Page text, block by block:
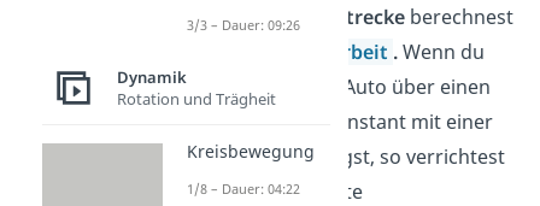
bestimmteWegstreckeberechnest
Arbeit .Wenn du
zum Beispiel ein Auto über einen
längeren Weg konstant mit einer
Kraft beschleunigst, so verrichtest
du die sogenannte
3/3 – Dauer: 09:26
Dynamik
Rotation und Trägheit
Kreisbewegung
1/8 – Dauer: 04:22